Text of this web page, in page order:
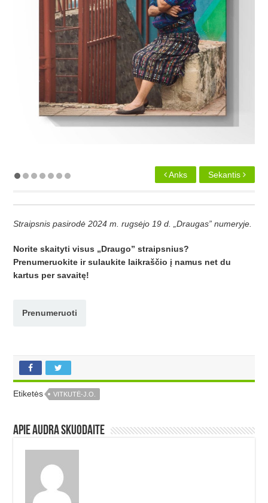
Sekantis
Anks
Straipsnis pasirodė 2024 m. rugsėjo 19 d. „Draugas” numeryje.
Norite skaityti visus „Draugo” straipsnius?
Prenumeruokite ir sulaukite laikraščio į namus net du
kartus per savaitę!
Prenumeruoti
Etiketės VITKUTĖ-J.O.
Apie Audra Skuodaite